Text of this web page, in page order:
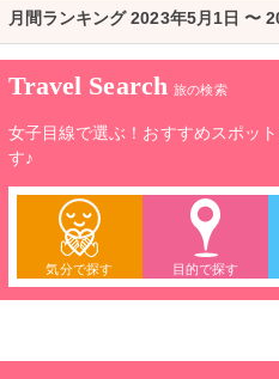
月間ランキング 2023年5月1日 〜
Travel Search 旅の検索
女子目線で選ぶ！おすすめスポッ
す♪
気分で探す 目的で探す